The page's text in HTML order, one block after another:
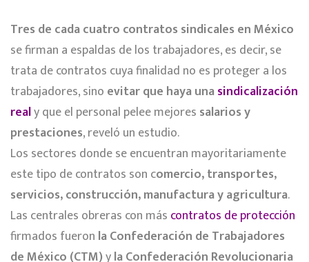
Tres de cada cuatro contratos sindicales en México
se firman a espaldas de los trabajadores, es decir, se
trata de contratos cuya finalidad no es proteger a los
trabajadores, sino evitar que haya unasindicalización
realy que el personal pelee mejores salarios y
prestaciones, reveló un estudio.
Los sectores donde se encuentran mayoritariamente
este tipo de contratos son comercio, transportes,
servicios, construcción, manufactura y agricultura.
Las centrales obreras con más contratos de protección
firmados fueron la Confederación de Trabajadores
de México (CTM)yla Confederación Revolucionaria